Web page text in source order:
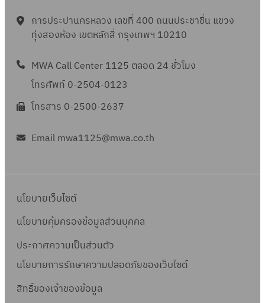
การประปานครหลวง เลขที่ 400 ถนนประชาชื่น แขวง
ทุ่งสองห้อง เขตหลักสี่ กรุงเทพฯ 10210
MWA Call Center 1125 ตลอด 24 ชั่วโมง
โทรศัพท์ 0-2504-0123
โทรสาร 0-2500-2637
Email mwa1125@mwa.co.th
นโยบายเว็บไซต์
นโยบายคุ้มครองข้อมูลส่วนบุคคล
ประกาศความเป็นส่วนตัว
นโยบายการรักษาความปลอดภัยของเว็บไซต์
สิทธิ์ของเจ้าของข้อมูล